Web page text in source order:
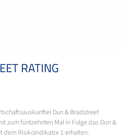
RATING
Dun & Bradstreet
zum füntzehnten Mal in Folge das Dun &
dem Risikoindikator 1 erhalten.